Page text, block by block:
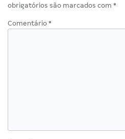
obrigatórios são marcados com *
Comentário *